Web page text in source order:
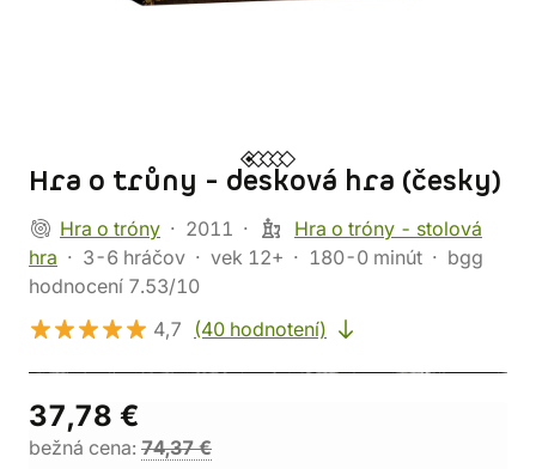
Hra o trůny - desková hra (česky)
Hra o tróny 2011
Hra o tróny - stolová
hra
3-6 hráčov vek 12+ 180-0 minút
bgg
hodnocení 7.53/10
4,7
(40 hodnotení)
37,78 €
bežná cena: 74,37 €